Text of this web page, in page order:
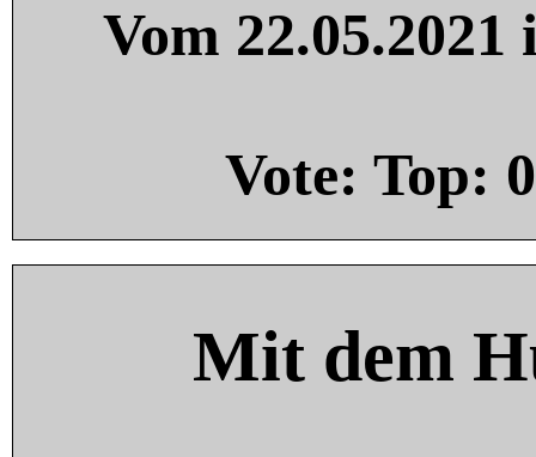
Vom
Vote: Top: 0
Mit dem